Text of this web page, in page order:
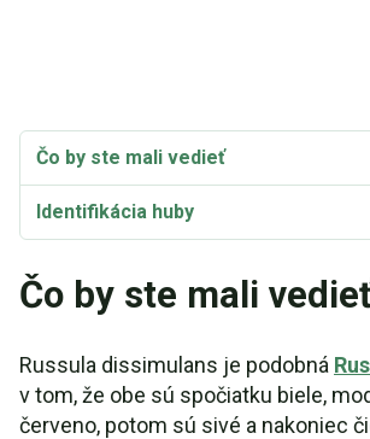
Čo by ste mali vedieť
Identifikácia huby
Čo by ste mali
Russula dissimulans je podobná
v tom, že obe sú spočiatku biele,
červeno, potom sú sivé a nakoniec